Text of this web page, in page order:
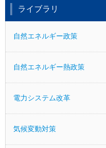
ライブラリ
自然エネルギー政策
自然エネルギー熱政策
電力システム改革
気候変動対策